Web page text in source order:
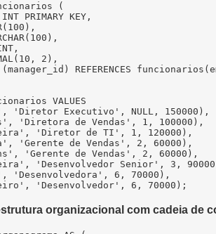
(
PRIMARY KEY,
2),
REFERENCES
VALUES
'Diretor Executivo', NULL, 150000),
'Diretora de Vendas', 1, 100000),
'Diretor de TI', 1, 120000),
'Gerente de Vendas', 2, 60000),
'Gerente de Vendas', 2, 60000),
'Desenvolvedor Senior', 3,
'Desenvolvedora', 6, 70000),
organizacional com cadeia de